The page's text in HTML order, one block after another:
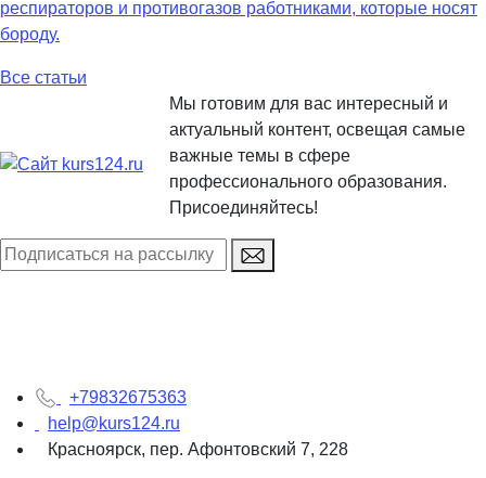
респираторов и противогазов работниками, которые носят
бороду.
Все статьи
Мы готовим для вас интересный и
актуальный контент, освещая самые
важные темы в сфере
профессионального образования.
Присоединяйтесь!
+79832675363
help@kurs124.ru
Красноярск, пер. Афонтовский 7, 228